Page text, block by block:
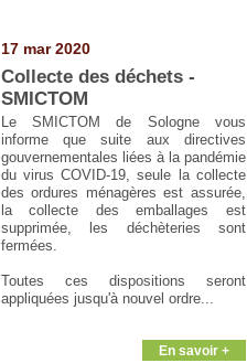
17 mar 2020
Collecte des déchets -
SMICTOM
Le SMICTOM de Sologne vous
informe que suite aux directives
gouvernementales liées à la pandémie
du virus COVID-19, seule la collecte
des ordures ménagères est assurée,
la collecte des emballages est
supprimée, les déchèteries sont
fermées.
Toutes ces dispositions seront
appliquées jusqu'à nouvel ordre...
En savoir +